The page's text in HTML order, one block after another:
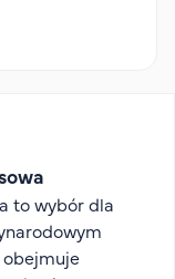
to wybór dla